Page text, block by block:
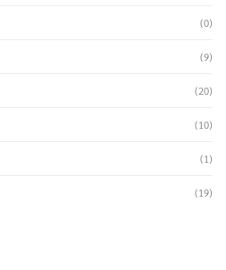
(0)
(9)
(20)
(10)
(1)
(19)